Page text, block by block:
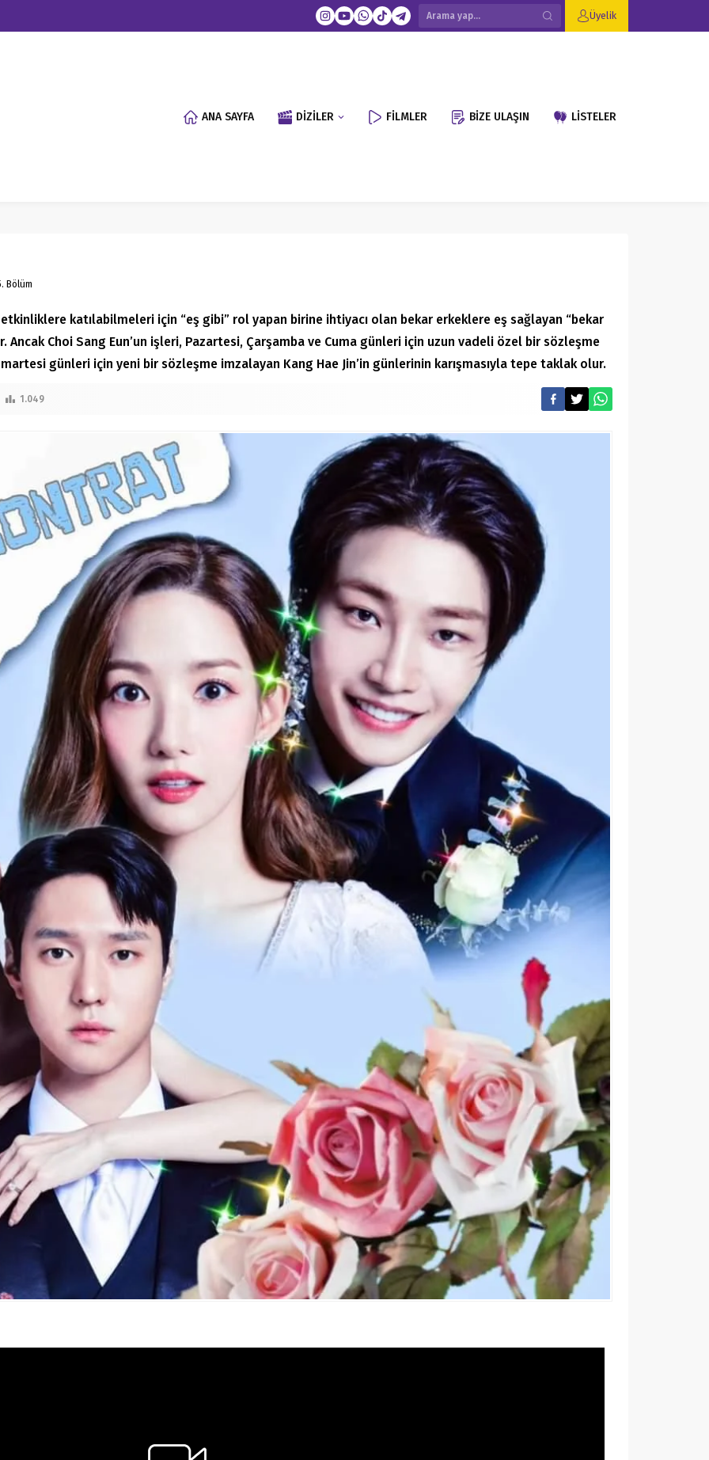
Üyelik
ANA SAYFA DİZİLER FİLMLER BİZE ULAŞIN LİSTELER
Bölüm
katılabilmeleri için “eş gibi” rol yapan birine ihtiyacı olan bekar erkeklere eş sağlayan “bekar
Ancak Choi Sang Eun’un işleri, Pazartesi, Çarşamba ve Cuma günleri için uzun vadeli özel bir sözleşme
günleri için yeni bir sözleşme imzalayan Kang Hae Jin’in günlerinin karışmasıyla tepe taklak olur.
1.049